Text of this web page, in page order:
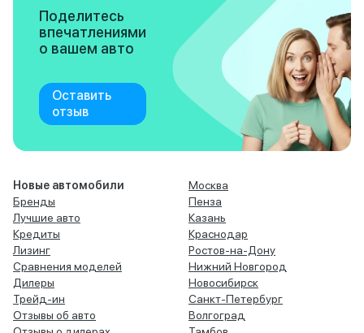
Поделитесь
впечатлениями
о вашем авто
Оставить
отзыв
Новые автомобили
Бренды
Лучшие авто
Кредиты
Лизинг
Сравнения моделей
Дилеры
Трейд-ин
Отзывы об авто
Москва
Пенза
Казань
Краснодар
Ростов-на-Дону
Нижний Новгород
Новосибирск
Санкт-Петербург
Волгоград